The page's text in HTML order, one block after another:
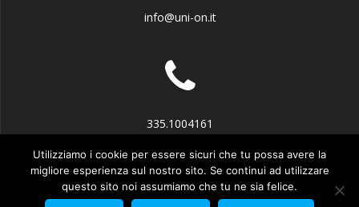
info@uni-on.it
335.1004161
Utilizziamo i cookie per essere sicuri che tu possa avere la
migliore esperienza sul nostro sito. Se continui ad utilizzare
questo sito noi assumiamo che tu ne sia felice.